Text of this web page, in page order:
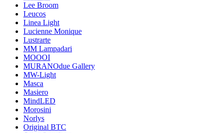
Lee Broom
Leucos
Linea Light
Lucienne Monique
Lustrarte
MM Lampadari
MOOOI
MURANOdue Gallery
MW-Light
Masca
Masiero
MindLED
Morosini
Norlys
Original BTC